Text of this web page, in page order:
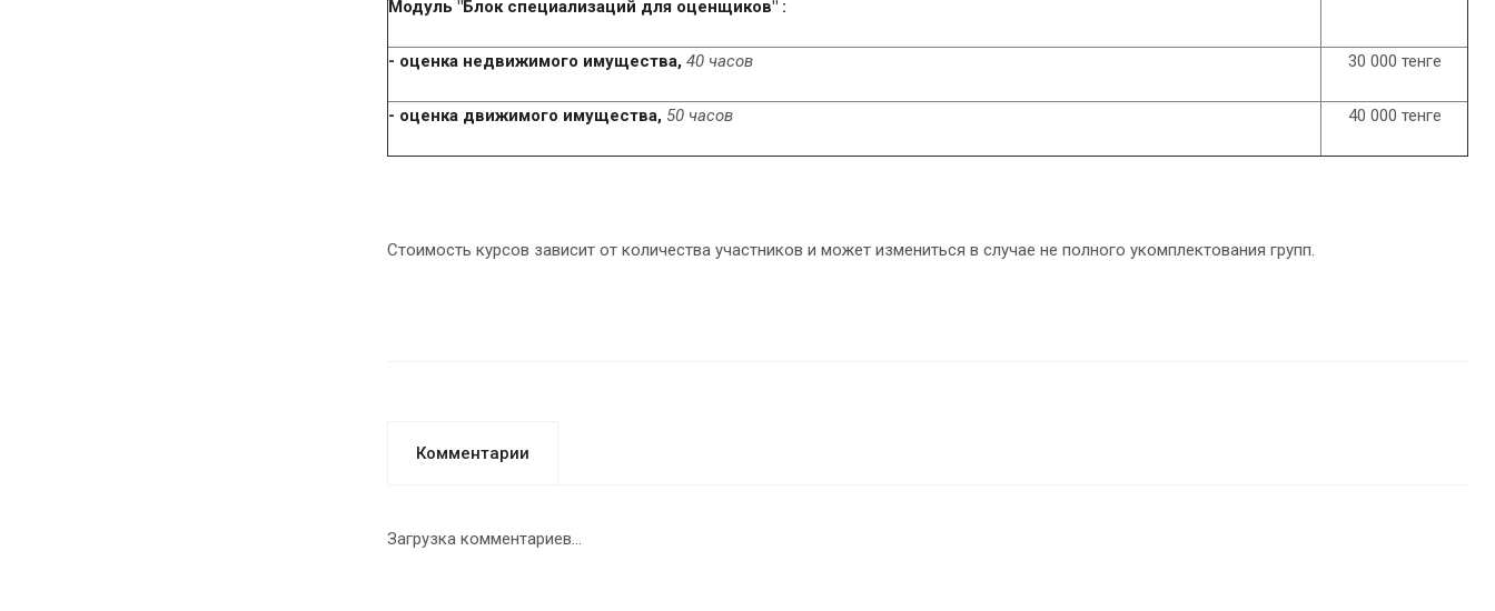
Модуль "Блок специализаций для оценщиков" :
- оценка недвижимого имущества, 40 часов 30 000 тенге
- оценка движимого имущества, 50 часов 40 000 тенге
Стоимость курсов зависит от количества участников и может измениться в случае не полного укомплектования групп.
Комментарии
Загрузка комментариев...